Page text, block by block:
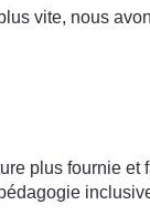
vite, nous
plus fournie